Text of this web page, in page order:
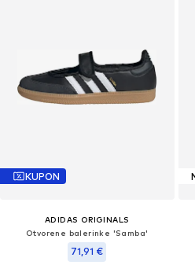
KUPON
ADIDAS ORIGINALS
Otvorene balerinke 'Samba'
71,91 €